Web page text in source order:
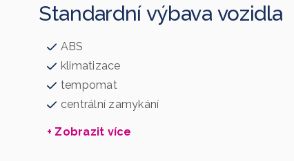
Standardní výbava vozidla
ABS
klimatizace
tempomat
centrální zamykání
+ Zobrazit více